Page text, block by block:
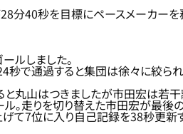
分40秒を目標にペースメーカーを
ルしました。
で通過すると集団は徐々に絞
丸山はつきましたが市田宏は若干
。走りを切り替えた市田宏が最後
て7位に入り自己記録を38秒更新